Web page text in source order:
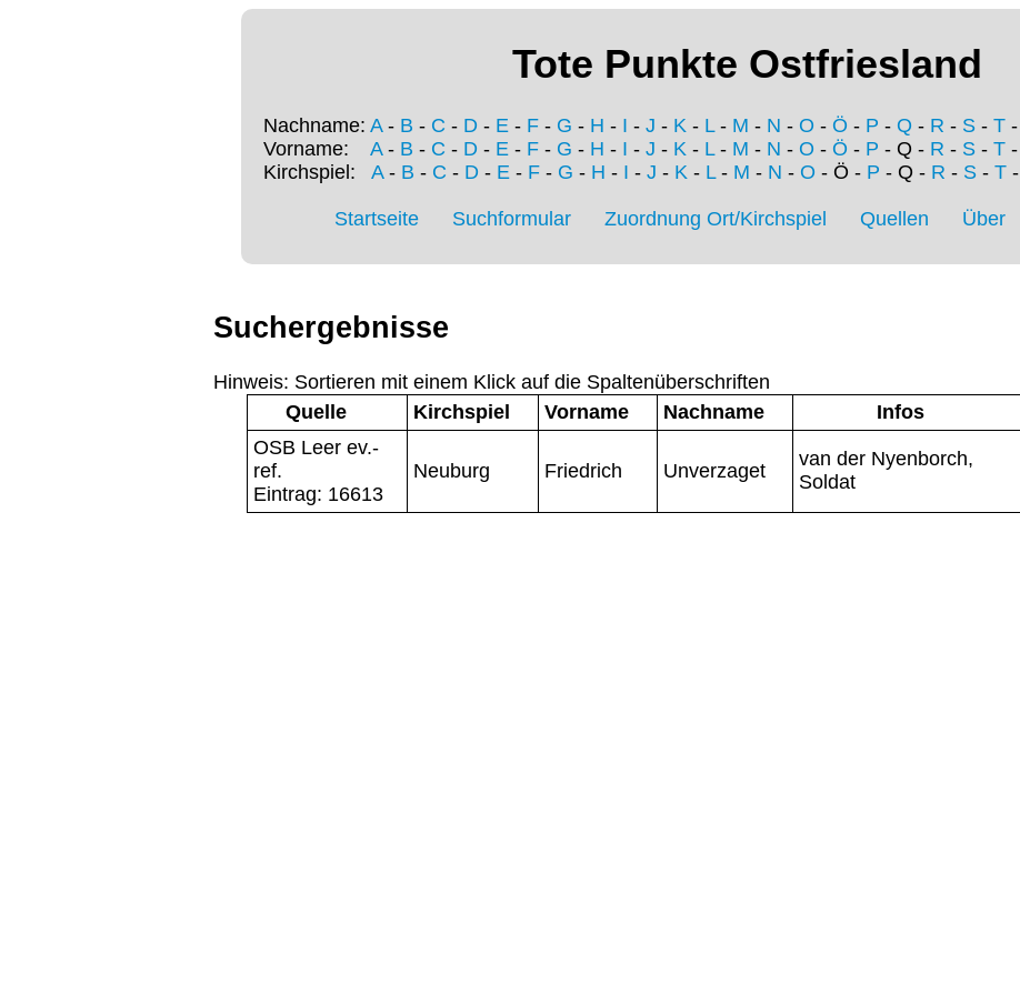
Tote Punkte Ostfriesland
Nachname: A- B - C - D - E - F - G - H - I - J - K - L- M - N - O - Ö - P - Q - R - S - T -
Vorname: A- B - C - D - E - F - G - H - I - J - K - L- M - N - O - Ö - P - Q - R - S - T -
Kirchspiel: A- B - C - D- E- F- G - H - I - J - K- L- M - N - O - Ö - P - Q - R - S- T-
Startseite Suchformular Zuordnung Ort/Kirchspiel Quellen Über
Suchergebnisse
Hinweis: Sortieren mit einem Klick auf die Spaltenüberschriften
Quelle
Kirchspiel Vorname Nachname Infos
OSB Leer ev.-
ref.
Eintrag: 16613
Neuburg Friedrich Unverzaget
van der Nyenborch,
Soldat